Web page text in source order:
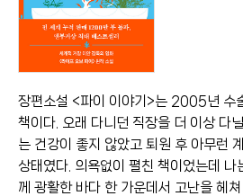
장편소설 <파이 이야기>는 2005년 수
책이다. 오래 다니던 직장을 더 이상 다
는 건강이 좋지 않았고 퇴원 후 아무런
상태였다. 의욕없이 펼친 책이었는데 나
께 광활한 바다 한 가운데서 고난을 헤